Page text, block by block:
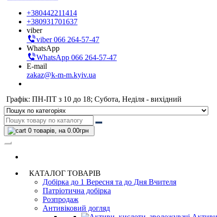
+380442211414
+380931701637
viber
viber 066 264-57-47
WhatsApp
WhatsApp 066 264-57-47
E-mail
zakaz@k-m-m.kyiv.ua
Графік: ПН-ПТ з 10 до 18; Субота, Неділя - вихідний
0 товарів, на 0.00грн
КАТАЛОГ ТОВАРІВ
Добірка до 1 Вересня та до Дня Вчителя
Патріотична добірка
Розпродаж
Антивіковий догляд